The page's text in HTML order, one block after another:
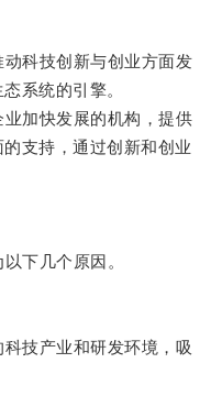
科技创新与创业方面发
系统的引擎。
加快发展的机构，提供
支持，通过创新和创业
下几个原因。
技产业和研发环境，吸